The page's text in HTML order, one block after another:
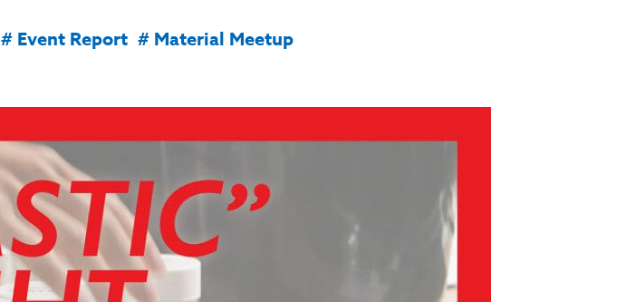
# Event Report # Material Meetup